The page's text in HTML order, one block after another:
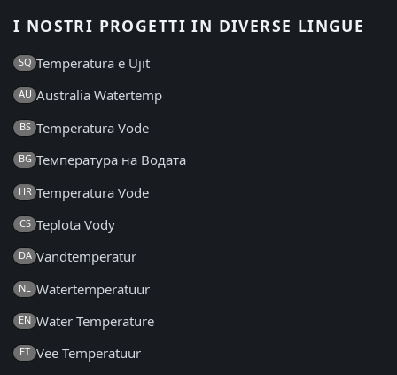
I NOSTRI PROGETTI IN DIVERSE LINGUE
SQ Temperatura e Ujit
AU Australia Watertemp
BS Temperatura Vode
BG Температура на Водата
HR Temperatura Vode
CS Teplota Vody
DA Vandtemperatur
NL Watertemperatuur
EN Water Temperature
ET Vee Temperatuur